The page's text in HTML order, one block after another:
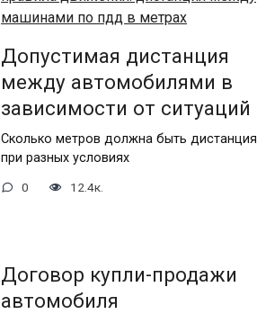
Допустимая дистанция
между автомобилями в
зависимости от ситуаций
Сколько метров должна быть дистанция
при разных условиях
0 12.4к.
Договор купли-продажи
автомобиля